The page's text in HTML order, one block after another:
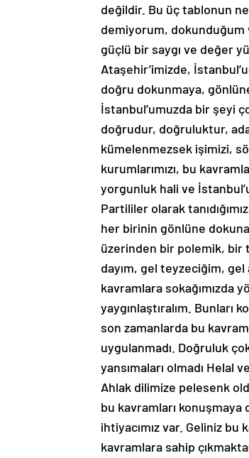
değildir. Bu üç tablonun
demiyorum, dokunduğum
güçlü bir saygı ve değer
Ataşehir’imizde,
doğru dokunmaya,
İstanbul’umuzda bir şeyi
doğrudur, doğruluktur,
kümelenmezsek işimizi,
kurumlarımızı, bu
yorgunluk hali ve
Partililer olarak
her birinin gönlüne
üzerinden bir polemik, bir
dayım, gel teyzeciğim,
kavramlara sokağımızda
yaygınlaştıralım. Bunları
son zamanlarda bu
uygulanmadı. Doğruluk
yansımaları olmadı Helal
Ahlak dilimize pelesenk
bu kavramları
ihtiyacımız var. Geliniz bu
kavramlara sahip